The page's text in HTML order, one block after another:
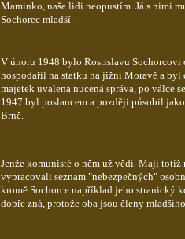
Maminko, naše lidi neopustím. Já s nimi
Sochorec mladší.
V únoru 1948 bylo Rostislavu Sochorcovi
hospodařil na statku na jižní Moravě a
majetek uvalena nucená správa, po válce
1947 byl poslancem a později působil
Brně.
Jenže komunisté o něm už vědí. Mají totiž
vypracovali seznam "nebezpečných"
kromě Sochorce například jeho stranický
dobře zná, protože oba jsou členy